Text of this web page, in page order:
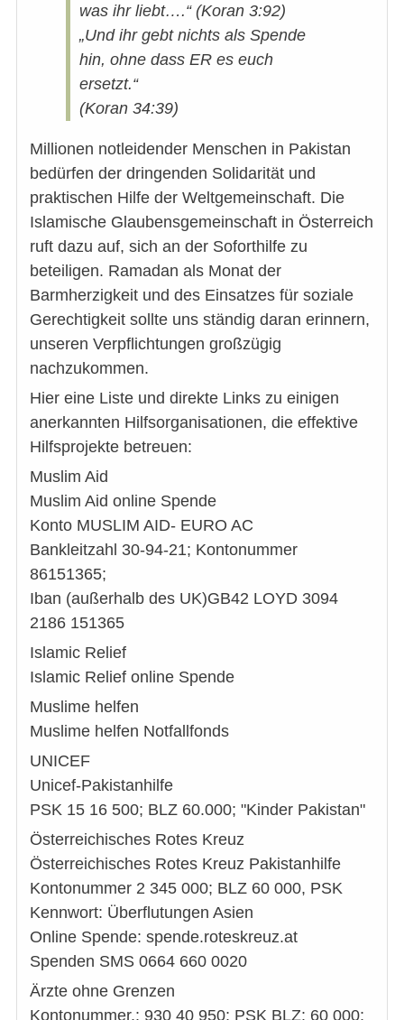
was ihr liebt….“ (Koran 3:92)
„Und ihr gebt nichts als Spende
hin, ohne dass ER es euch
ersetzt.“
(Koran 34:39)
Millionen notleidender Menschen in Pakistan
bedürfen der dringenden Solidarität und
praktischen Hilfe der Weltgemeinschaft. Die
Islamische Glaubensgemeinschaft in Österreich
ruft dazu auf, sich an der Soforthilfe zu
beteiligen. Ramadan als Monat der
Barmherzigkeit und des Einsatzes für soziale
Gerechtigkeit sollte uns ständig daran erinnern,
unseren Verpflichtungen großzügig
nachzukommen.
Hier eine Liste und direkte Links zu einigen
anerkannten Hilfsorganisationen, die effektive
Hilfsprojekte betreuen:
Muslim Aid
Muslim Aid online Spende
Konto MUSLIM AID- EURO AC
Bankleitzahl 30-94-21; Kontonummer
86151365;
Iban (außerhalb des UK)GB42 LOYD 3094
2186 151365
Islamic Relief
Islamic Relief online Spende
Muslime helfen
Muslime helfen Notfallfonds
UNICEF
Unicef-Pakistanhilfe
PSK 15 16 500; BLZ 60.000; "Kinder Pakistan"
Österreichisches Rotes Kreuz
Österreichisches Rotes Kreuz Pakistanhilfe
Kontonummer 2 345 000; BLZ 60 000, PSK
Kennwort: Überflutungen Asien
Online Spende: spende.roteskreuz.at
Spenden SMS 0664 660 0020
Ärzte ohne Grenzen
Kontonummer.: 930 40 950; PSK BLZ: 60 000;